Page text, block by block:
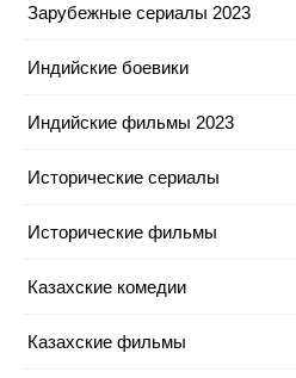
Зарубежные сериалы 2023
Индийские боевики
Индийские фильмы 2023
Исторические сериалы
Исторические фильмы
Казахские комедии
Казахские фильмы